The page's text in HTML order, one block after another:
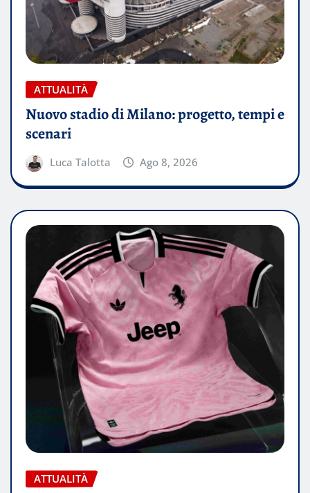
ATTUALITÀ
Nuovo stadio di Milano: progetto, tempi e
scenari
Luca Talotta Ago 8, 2026
ATTUALITÀ